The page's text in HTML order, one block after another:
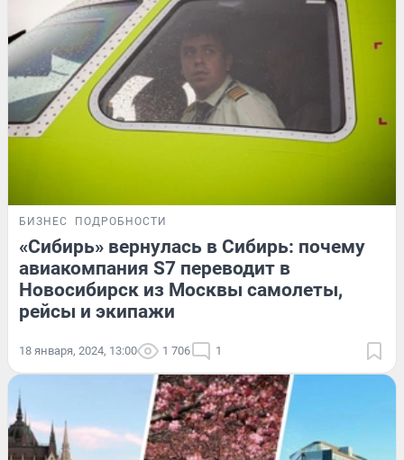
БИЗНЕС ПОДРОБНОСТИ
«Сибирь» вернулась в Сибирь: почему
авиакомпания S7 переводит в
Новосибирск из Москвы самолеты,
рейсы и экипажи
18 января, 2024, 13:00 1 706 1